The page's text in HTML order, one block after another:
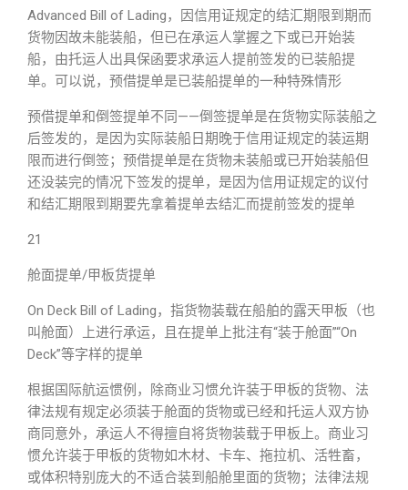
Advanced Bill of Lading，因信用证规定的结汇期限到期而
货物因故未能装船，但已在承运人掌握之下或已开始装
船，由托运人出具保函要求承运人提前签发的已装船提
单。可以说，预借提单是已装船提单的一种特殊情形
预借提单和倒签提单不同——倒签提单是在货物实际装船之
后签发的，是因为实际装船日期晚于信用证规定的装运期
限而进行倒签；预借提单是在货物未装船或已开始装船但
还没装完的情况下签发的提单，是因为信用证规定的议付
和结汇期限到期要先拿着提单去结汇而提前签发的提单
21
舱面提单/甲板货提单
On Deck Bill of Lading，指货物装载在船舶的露天甲板（也
叫舱面）上进行承运，且在提单上批注有“装于舱面”“On
Deck”等字样的提单
根据国际航运惯例，除商业习惯允许装于甲板的货物、法
律法规有规定必须装于舱面的货物或已经和托运人双方协
商同意外，承运人不得擅自将货物装载于甲板上。商业习
惯允许装于甲板的货物如木材、卡车、拖拉机、活牲畜，
或体积特别庞大的不适合装到船舱里面的货物；法律法规